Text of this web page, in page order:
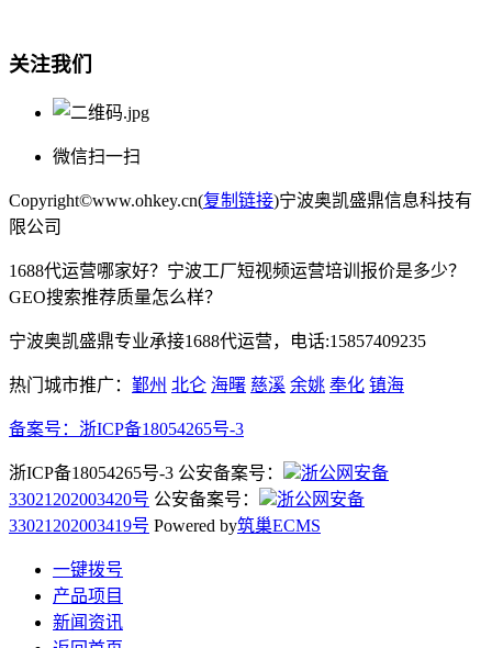
关注我们
微信扫一扫
Copyright©www.ohkey.cn(复制链接)宁波奥凯盛鼎信息科技有
限公司
1688代运营哪家好？宁波工厂短视频运营培训报价是多少？
GEO搜索推荐质量怎么样？
宁波奥凯盛鼎专业承接1688代运营，电话:15857409235
热门城市推广： 鄞州 北仑 海曙 慈溪 余姚 奉化 镇海
备案号： 浙ICP备18054265号-3
浙ICP备18054265号-3 公安备案号：
浙公网安备
33021202003420号 公安备案号：
浙公网安备
33021202003419号 Powered by筑巢ECMS
一键拨号
产品项目
新闻资讯